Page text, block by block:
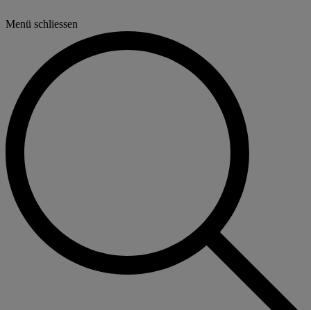
Menü schliessen